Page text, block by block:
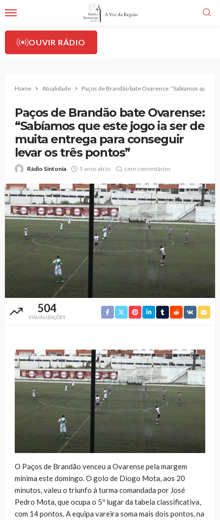
OUVIR RÁDIO
Home Atualidade Paços de Brandão bate Ovarense: “Sabíamos que
Paços de Brandão bate Ovarense:
“Sabíamos que este jogo ia ser de
muita entrega para conseguir
levar os três pontos”
Rádio Sintonia 5 anos atrás sem comentários
504
VISUALIZAÇÕES
O Paços de Brandão venceu a Ovarense pela margem
mínima este domingo. O golo de Diogo Mota, aos 20
minutos, valeu o triunfo à turma comandada por José
Pedro Mota, que ocupa o 5º lugar da tabela classificativa,
com 14 pontos. A equipa vareira soma mais dois pontos, na